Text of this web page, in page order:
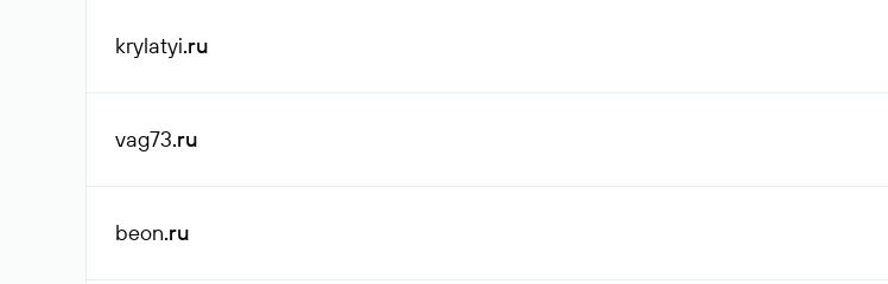
krylatyi.ru
vag73.ru
beon.ru